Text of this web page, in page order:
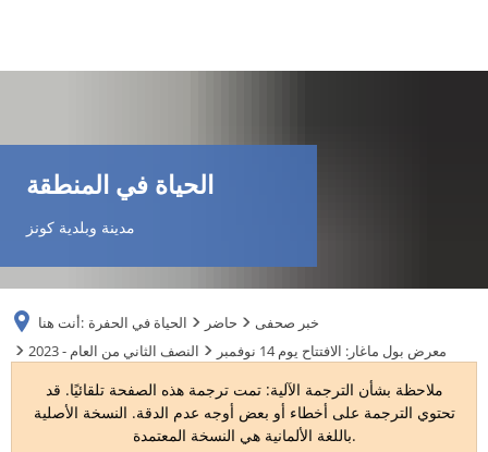
FR
TR
الحياة في المنطقة
مدينة وبلدية كونز
أنت هنا: الحياة في الحفرة حاضر
خبر صحفى
2023 - النصف الثاني من العام
معرض بول ماغار: الافتتاح يوم 14 نوفمبر
ملاحظة بشأن الترجمة الآلية: تمت ترجمة هذه الصفحة تلقائيًا. قد
تحتوي الترجمة على أخطاء أو بعض أوجه عدم الدقة. النسخة الأصلية
باللغة الألمانية هي النسخة المعتمدة.